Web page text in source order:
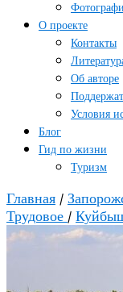
О проекте
Контакты
Об авторе
Условия
Блог
Гид по жизни
Туризм
Главная /
Трудовое /